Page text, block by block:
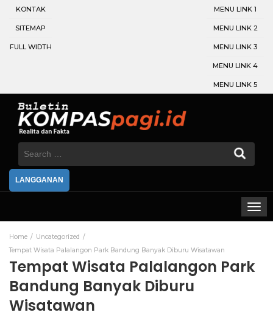
KONTAK
SITEMAP
FULL WIDTH
MENU LINK 1
MENU LINK 2
MENU LINK 3
MENU LINK 4
MENU LINK 5
Search
LANGGANAN
Home
Uncategorized
Tempat Wisata Palalangon Park Bandung Banyak Diburu Wisatawan
Tempat Wisata Palalangon Park
Bandung Banyak Diburu
Wisatawan